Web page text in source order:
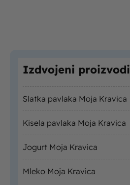
Izdvojeni proizvodi
Slatka pavlaka Moja Kravica
Kisela pavlaka Moja Kravica
Jogurt Moja Kravica
Mleko Moja Kravica